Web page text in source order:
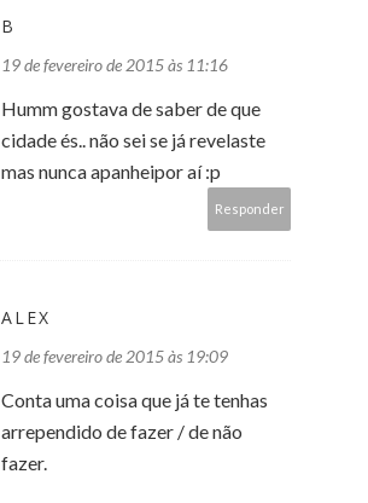
B
19 de fevereiro de 2015 às 11:16
Humm gostava de saber de que
cidade és.. não sei se já revelaste
mas nunca apanheipor aí :p
Responder
ALEX
19 de fevereiro de 2015 às 19:09
Conta uma coisa que já te tenhas
arrependido de fazer / de não
fazer.